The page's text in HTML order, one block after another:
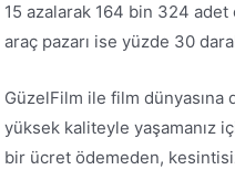
15 azalarak 164 bin 324 adet
araç pazarı ise yüzde 30
GüzelFilm ile film
yüksek kaliteyle yaşamanız
bir ücret ödemeden,